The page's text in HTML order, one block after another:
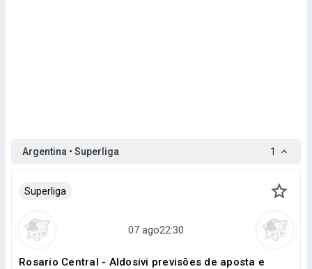
Argentina • Superliga 1
Superliga
Rosario Central - Aldosivi previsões de aposta e